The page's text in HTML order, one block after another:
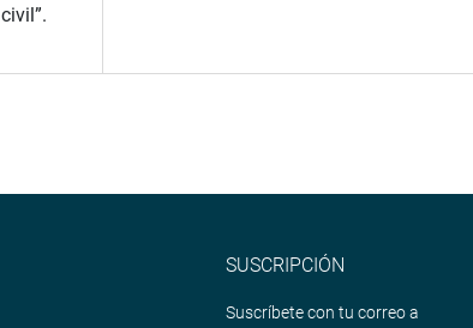
SUSCRIPCIÓN
Suscríbete con tu correo a